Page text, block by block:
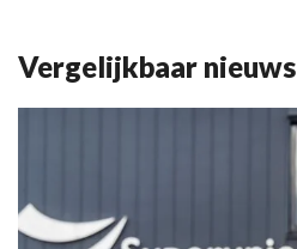
Vergelijkbaar nieuws